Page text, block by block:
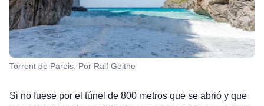
Torrent de Pareis. Por Ralf Geithe
Si no fuese por el túnel de 800 metros que se abrió y que